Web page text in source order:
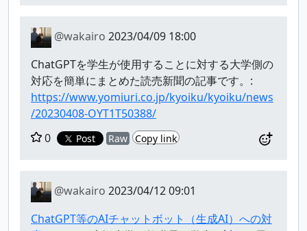
@wakairo 2023/04/09 18:00
ChatGPTを学生が使用することに対する大学側の
対応を簡単にまとめた読売新聞の記事です。:
https://www.yomiuri.co.jp/kyoiku/kyoiku/news
/20230408-OYT1T50388/
0
Post Raw Copy link
@wakairo 2023/04/12 09:01
ChatGPT等のAIチャットボット（生成AI）への対